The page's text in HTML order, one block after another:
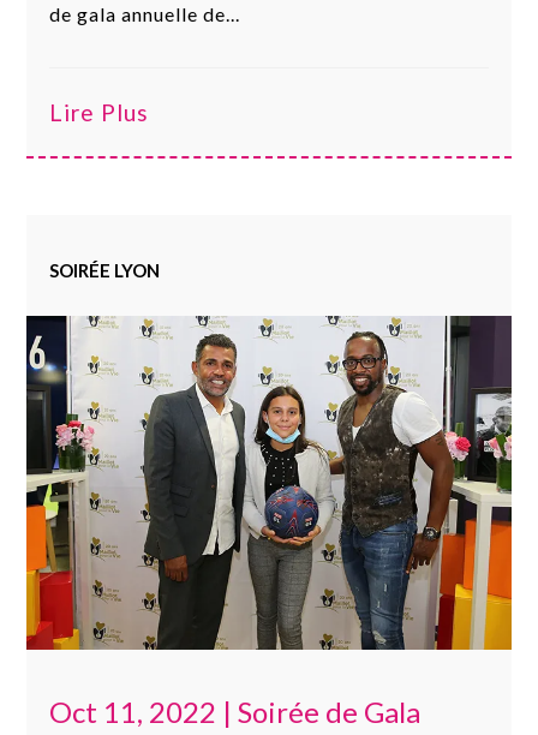
de gala annuelle de...
Lire Plus
SOIRÉE LYON
Oct 11, 2022 |Soirée de Gala